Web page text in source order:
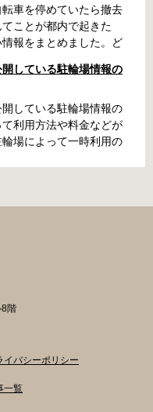
車を停めていたら撤去
ことが都内で起きた
報をまとめました。ど
かぶかと思います。事
時対処しましょう。 千
/ 港区 / 中央区 / 大田区
/ 葛飾区 千代田区で撤去
場所 住所 千代田区神田
） 東京メトロ半蔵門
保町駅から徒歩7分 大
所 住所 千代田区大手町
6466（千代田区自転
最寄駅 東京メトロ半蔵
の際に必要な書類 返還
分証明証 千代田区HP
藤町11番地 ※都立新
丸ノ内線新宿三丁目駅
している駐輪場情報の
している駐輪場情報の
利用方法や料金などが
場によって一時利用の
法 利用登録申請書の提出
請書（PDF：
環境まちづくり総務課
印有効）または、期間
課（区役所5階5B窓
の受付時間）。電話・
請できません。 利用料
しくはお問い合わせく
住を問わず） 定期利用
階
イバシーポリシー
一覧